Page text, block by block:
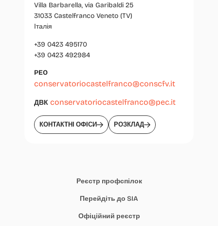
Villa Barbarella, via Garibaldi 25
31033 Castelfranco Veneto (TV)
Італія
+39 0423 495170
+39 0423 492984
PEO
conservatoriocastelfranco@conscfv.it
ДВК conservatoriocastelfranco@pec.it
КОНТАКТНІ ОФІСИ РОЗКЛАД
Реєстр профспілок
Перейдіть до SIA
Офіційний реєстр